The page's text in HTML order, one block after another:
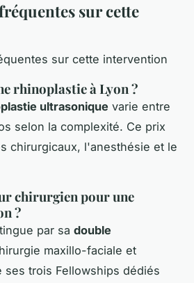
sur cette
rhinoplastie à Lyon ?
ultrasonique varie entre
selon la complexité. Ce prix
chirurgicaux, l'anesthésie et le
chirurgien pour une
?
par sa double
maxillo-faciale et
ses trois Fellowships dédiés